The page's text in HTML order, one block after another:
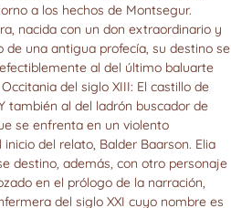
a los hechos de Montsegur.
nacida con un don extraordinario y
de una antigua profecía, su destino se
al del último baluarte
del siglo XIII: El castillo de
también al del ladrón buscador de
se enfrenta en un violento
del relato, Balder Baarson. Elia
destino, además, con otro personaje
en el prólogo de la narración,
del siglo XXI cuyo nombre es